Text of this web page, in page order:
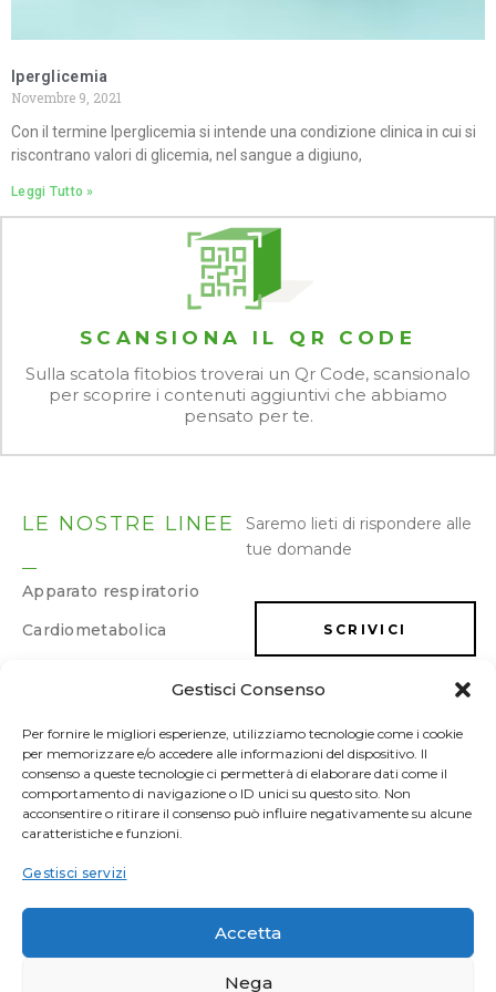
Gestisci Consenso
Per fornire le migliori esperienze, utilizziamo tecnologie come i cookie
per memorizzare e/o accedere alle informazioni del dispositivo. Il
consenso a queste tecnologie ci permetterà di elaborare dati come il
comportamento di navigazione o ID unici su questo sito. Non
acconsentire o ritirare il consenso può influire negativamente su alcune
caratteristiche e funzioni.
Gestisci servizi
Accetta
Nega
Iperglicemia
Novembre 9, 2021
Con il termine Iperglicemia si intende una condizione clinica in cui si
riscontrano valori di glicemia, nel sangue a digiuno,
Leggi Tutto »
SCANSIONA IL QR CODE
Sulla scatola fitobios troverai un Qr Code, scansionalo
per scoprire i contenuti aggiuntivi che abbiamo
pensato per te.
LE NOSTRE LINEE
Apparato respiratorio
Cardiometabolica
Energia e memoria
Gastrointestinale
Ginecologica/Urologica
Osteoarticolare
Sonno e umore
Sport
Saremo lieti di rispondere alle
tue domande
SCRIVICI
LAVORA CON NOI